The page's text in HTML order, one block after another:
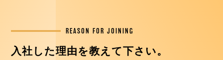
REASON FOR JOINING
入社した理由を教えて下さい。